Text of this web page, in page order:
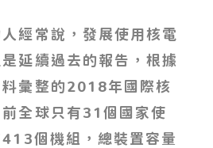
經常說，發展使用核電
延續過去的報告，根據
彙整的2018年國際核
全球只有31個國家使
個機組，總裝置容量